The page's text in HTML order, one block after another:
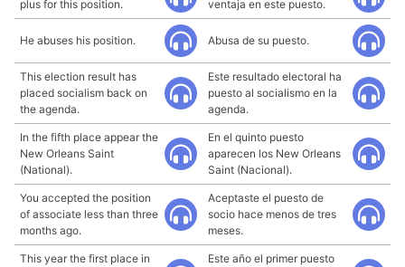
plus for this position. ventaja en este puesto.
He abuses his position. Abusa de su puesto.
This election result has
placed socialism back on
the agenda.
Este resultado electoral ha
puesto al socialismo en la
agenda.
In the fifth place appear the
New Orleans Saint
(National).
En el quinto puesto
aparecen los New Orleans
Saint (Nacional).
You accepted the position
of associate less than three
months ago.
Aceptaste el puesto de
socio hace menos de tres
meses.
This year the first place in
Este año el primer puesto